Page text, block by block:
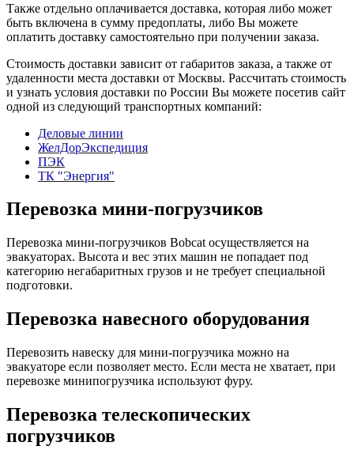
Также отдельно оплачивается доставка, которая либо может
быть включена в сумму предоплаты, либо Вы можете
оплатить доставку самостоятельно при получении заказа.
Стоимость доставки зависит от габаритов заказа, а также от
удаленности места доставки от Москвы. Рассчитать стоимость
и узнать условия доставки по России Вы можете посетив сайт
одной из следующий транспортных компаний:
Деловые линии
ЖелДорЭкспедиция
ПЭК
ТК "Энергия"
Перевозка мини-погрузчиков
Перевозка мини-погрузчиков Bobcat осуществляется на
эвакуаторах. Высота и вес этих машин не попадает под
категорию негабаритных грузов и не требует специальной
подготовки.
Перевозка навесного оборудования
Перевозить навеску для мини-погрузчика можно на
эвакуаторе если позволяет место. Если места не хватает, при
перевозке минипогрузчика используют фуру.
Перевозка телескопических
погрузчиков